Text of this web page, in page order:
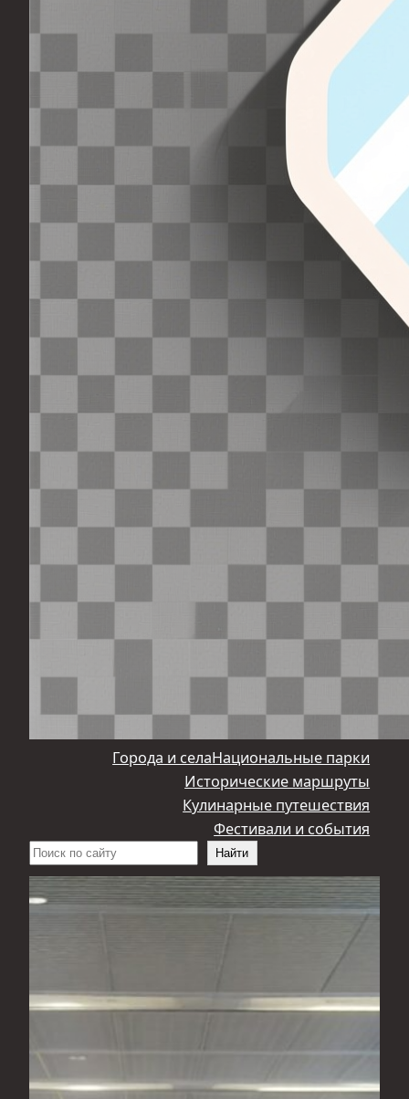
Города и селаНациональные парки
Исторические маршруты
Кулинарные путешествия
Фестивали и события
Поиск
Найти